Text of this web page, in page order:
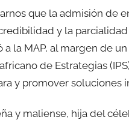
que la admisión de
y la
la MAP, al margen de
de Estrategias
y promover soluciones
y maliense, hija del